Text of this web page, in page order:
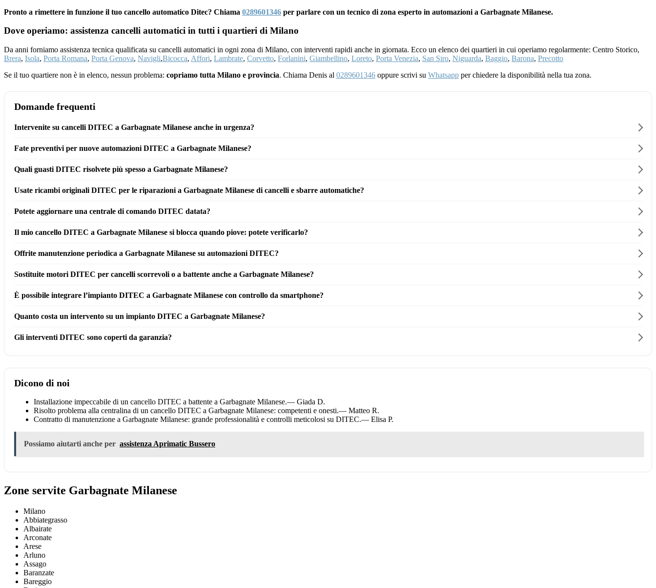
Pronto a rimettere in funzione il tuo cancello automatico Ditec? Chiama 0289601346 per parlare con un tecnico di zona esperto in automazioni a Garbagnate Milanese.
Dove operiamo: assistenza cancelli automatici in tutti i quartieri di Milano
Da anni forniamo assistenza tecnica qualificata su cancelli automatici in ogni zona di Milano, con interventi rapidi anche in giornata. Ecco un elenco dei quartieri in cui operiamo regolarmente: Centro Storico,
Brera, Isola, Porta Romana, Porta Genova, Navigli,Bicocca, Affori, Lambrate, Corvetto, Forlanini, Giambellino, Loreto, Porta Venezia, San Siro, Niguarda, Baggio, Barona, Precotto
Se il tuo quartiere non è in elenco, nessun problema: copriamo tutta Milano e provincia. Chiama Denis al 0289601346 oppure scrivi su Whatsapp per chiedere la disponibilità nella tua zona.
Domande frequenti
Intervenite su cancelli DITEC a Garbagnate Milanese anche in urgenza?
Fate preventivi per nuove automazioni DITEC a Garbagnate Milanese?
Quali guasti DITEC risolvete più spesso a Garbagnate Milanese?
Usate ricambi originali DITEC per le riparazioni a Garbagnate Milanese di cancelli e sbarre automatiche?
Potete aggiornare una centrale di comando DITEC datata?
Il mio cancello DITEC a Garbagnate Milanese si blocca quando piove: potete verificarlo?
Offrite manutenzione periodica a Garbagnate Milanese su automazioni DITEC?
Sostituite motori DITEC per cancelli scorrevoli o a battente anche a Garbagnate Milanese?
È possibile integrare l’impianto DITEC a Garbagnate Milanese con controllo da smartphone?
Quanto costa un intervento su un impianto DITEC a Garbagnate Milanese?
Gli interventi DITEC sono coperti da garanzia?
Dicono di noi
Installazione impeccabile di un cancello DITEC a battente a Garbagnate Milanese.— Giada D.
Risolto problema alla centralina di un cancello DITEC a Garbagnate Milanese: competenti e onesti.— Matteo R.
Contratto di manutenzione a Garbagnate Milanese: grande professionalità e controlli meticolosi su DITEC.— Elisa P.
Possiamo aiutarti anche per assistenza Aprimatic Bussero
Zone servite Garbagnate Milanese
Milano
Abbiategrasso
Albairate
Arconate
Arese
Arluno
Assago
Baranzate
Bareggio